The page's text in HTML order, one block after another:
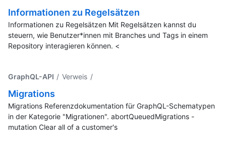
Informationen zu Regelsätzen
Informationen zu Regelsätzen Mit Regelsätzen kannst du
steuern, wie Benutzer*innen mit Branches und Tags in einem
Repository interagieren können. <
GraphQL-API / Verweis /
Migrations
Migrations Referenzdokumentation für GraphQL-Schematypen
in der Kategorie "Migrationen". abortQueuedMigrations -
mutation Clear all of a customer's